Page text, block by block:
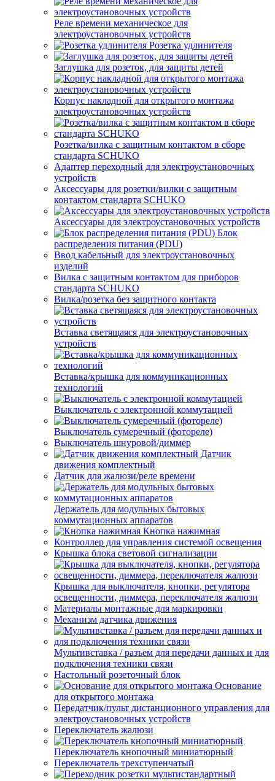
Реле времени механическое для
электроустановочных устройств
Розетка удлинителя
Заглушка для розеток, для защиты детей
Корпус накладной для открытого монтажа
электроустановочных устройств
Розетка/вилка с защитным контактом в сборе
стандарта SCHUKO
Адаптер переходный для электроустановочных
устройств
Аксессуары для розетки/вилки с защитным
контактом стандарта SCHUKO
Аксессуары для электроустановочных устройств
Блок
распределения питания (PDU)
Ввод кабельный для электроустановочных
изделий
Вилка с защитным контактом для приборов
стандарта SCHUKO
Вилка/розетка без защитного контакта
Вставка светящаяся для электроустановочных
устройств
Вставка/крышка для коммуникационных
технологий
Выключатель с электронной коммутацией
Выключатель сумеречный (фотореле)
Выключатель шнуровой/диммер
Датчик
движения комплектный
Датчик для жалюзи/реле времени
Держатель для модульных бытовых
коммутационных аппаратов
Кнопка нажимная
Контроллер для управления системой освещения
Крышка блока световой сигнализации
Крышка для выключателя, кнопки, регулятора
освещенности, диммера, переключателя жалюзи
Материалы монтажные для маркировки
Механизм датчика движения
Мультивставка / разъем для передачи данных и для
подключения техники связи
Настольный розеточный блок
Основание
для открытого монтажа
Передатчик/пульт дистанционного управления для
электроустановочных устройств
Переключатель жалюзи
Переключатель кнопочный миниатюрный
Переключатель трехступенчатый